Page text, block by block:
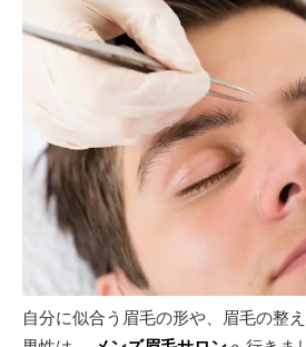
自分に似合う眉毛の形や、眉毛の整